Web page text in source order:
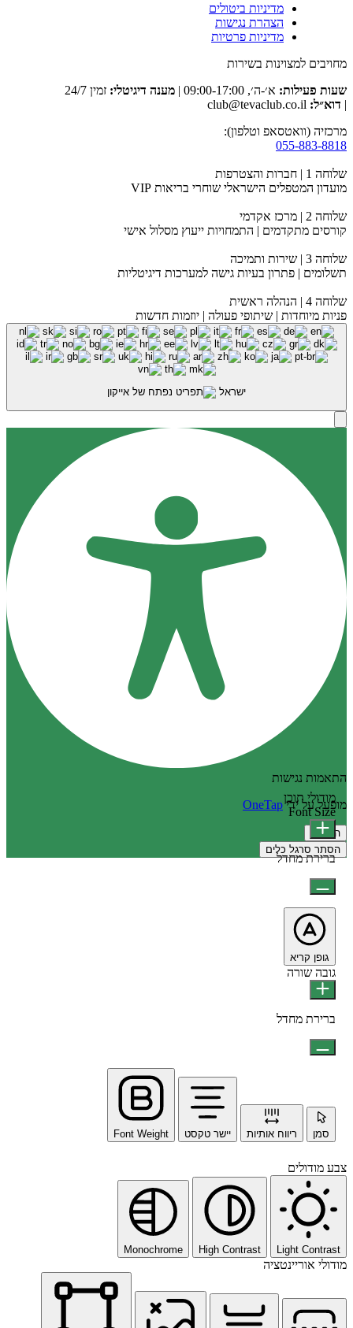
מדיניות ביטולים
הצהרת נגישות
מדיניות פרטיות
מחויבים למצוינות בשירות
שעות פעילות: א׳-ה׳, 09:00-17:00 | מענה דיגיטלי:
זמין 24/7
| דוא״ל:
מרכזיה (וואטסאפ וטלפון):
055-883-8818
שלוחה 1 | חברות והצטרפות
מועדון המטפלים הישראלי שוחרי בריאות VIP
שלוחה 2 | מרכז אקדמי
קורסים מתקדמים | התמחויות ייעוץ מסלול אישי
שלוחה 3 | שירות ותמיכה
תשלומים | פתרון בעיות גישה למערכות דיגיטליות
שלוחה 4 | הנהלה ראשית
פניות מיוחדות | שיתופי פעולה | יוזמות חדשות
ישראל
התאמות נגישות
מופעל על ידיOneTap
הצהרה
הסתר סרגל כלים
מודולי תוכן
Font Size
ברירת מחדל
גופן קריא
גובה שורה
ברירת מחדל
סמן ריווח אותיות יישר טקסט Font Weight
צבע מודולים
Light Contrast
High Contrast
Monochrome
מודולי אוריינטציה